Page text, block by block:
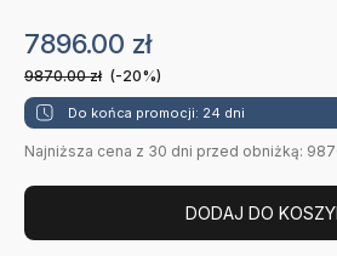
7896.00 zł
9870.00zł (-20%)
Do końca promocji: 24 dni
Najniższa cena z 30 dni przed obniżką:
DODAJ DO